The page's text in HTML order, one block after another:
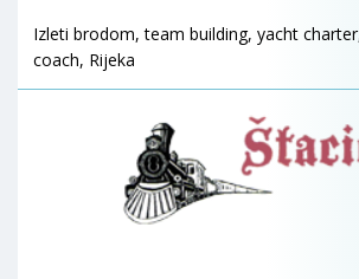
Izleti brodom, team building, yacht
coach, Rijeka